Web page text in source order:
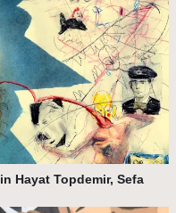
Hayat Topdemir, Sefa